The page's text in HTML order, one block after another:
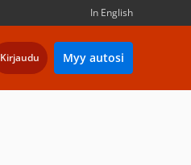
In English
Kirjaudu Myy autosi